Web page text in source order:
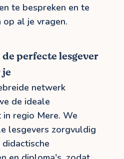
te bespreken en te
al je vragen.
perfecte lesgever
netwerk
de ideale
regio Mere. We
lesgevers zorgvuldig